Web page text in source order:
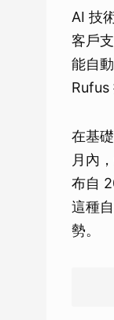
AI 技
客戶
能自
Rufus
在基
月內
布自
這種
勢。